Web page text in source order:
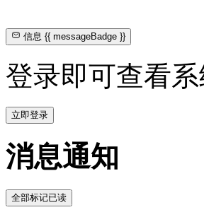
信息{{ messageBadge }}
登录即可查看
立即登录
消息通知
全部标记已读